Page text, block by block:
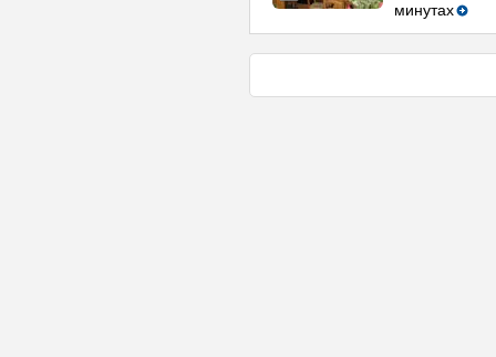
минутах